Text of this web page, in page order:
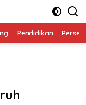
Pendidikan